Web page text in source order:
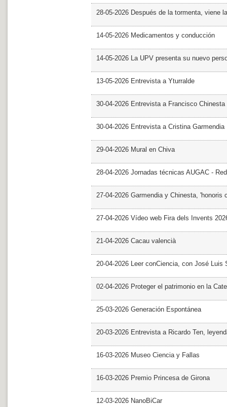
28-05-2026 Después de la tormenta, viene
14-05-2026 Medicamentos y conducción
14-05-2026 La UPV presenta su nuevo
13-05-2026 Entrevista a Yturralde
30-04-2026 Entrevista a Francisco Chinesta
30-04-2026 Entrevista a Cristina Garmendia
29-04-2026 Mural en Chiva
28-04-2026 Jornadas técnicas AUGAC -
27-04-2026 Garmendia y Chinesta, 'honoris
27-04-2026 Vídeo web Fira dels Invents
21-04-2026 Cacau valencià
20-04-2026 Leer conCiencia, con José Luis
02-04-2026 Proteger el patrimonio en la
25-03-2026 Generación Espontánea
20-03-2026 Entrevista a Ricardo Ten,
16-03-2026 Museo Ciencia y Fallas
16-03-2026 Premio Princesa de Girona
12-03-2026 NanoBiCar